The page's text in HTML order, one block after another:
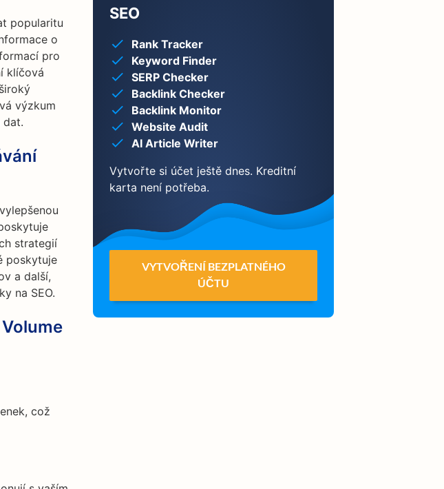
popularitu
o
pro
klíčová
výzkum
dat.
strategií
poskytuje
a další,
na SEO.
což
SEO
Rank Tracker
Keyword Finder
SERP Checker
Backlink Checker
Backlink Monitor
Website Audit
AI Article Writer
Vytvořte si účet ještě dnes. Kreditní
karta není potřeba.
VYTVOŘENÍ BEZPLATNÉHO
ÚČTU